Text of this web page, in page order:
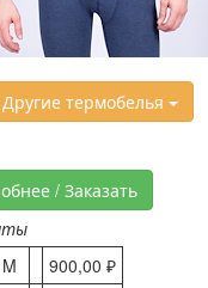
Другие термобелья
/ Заказать
M
900,00 ₽